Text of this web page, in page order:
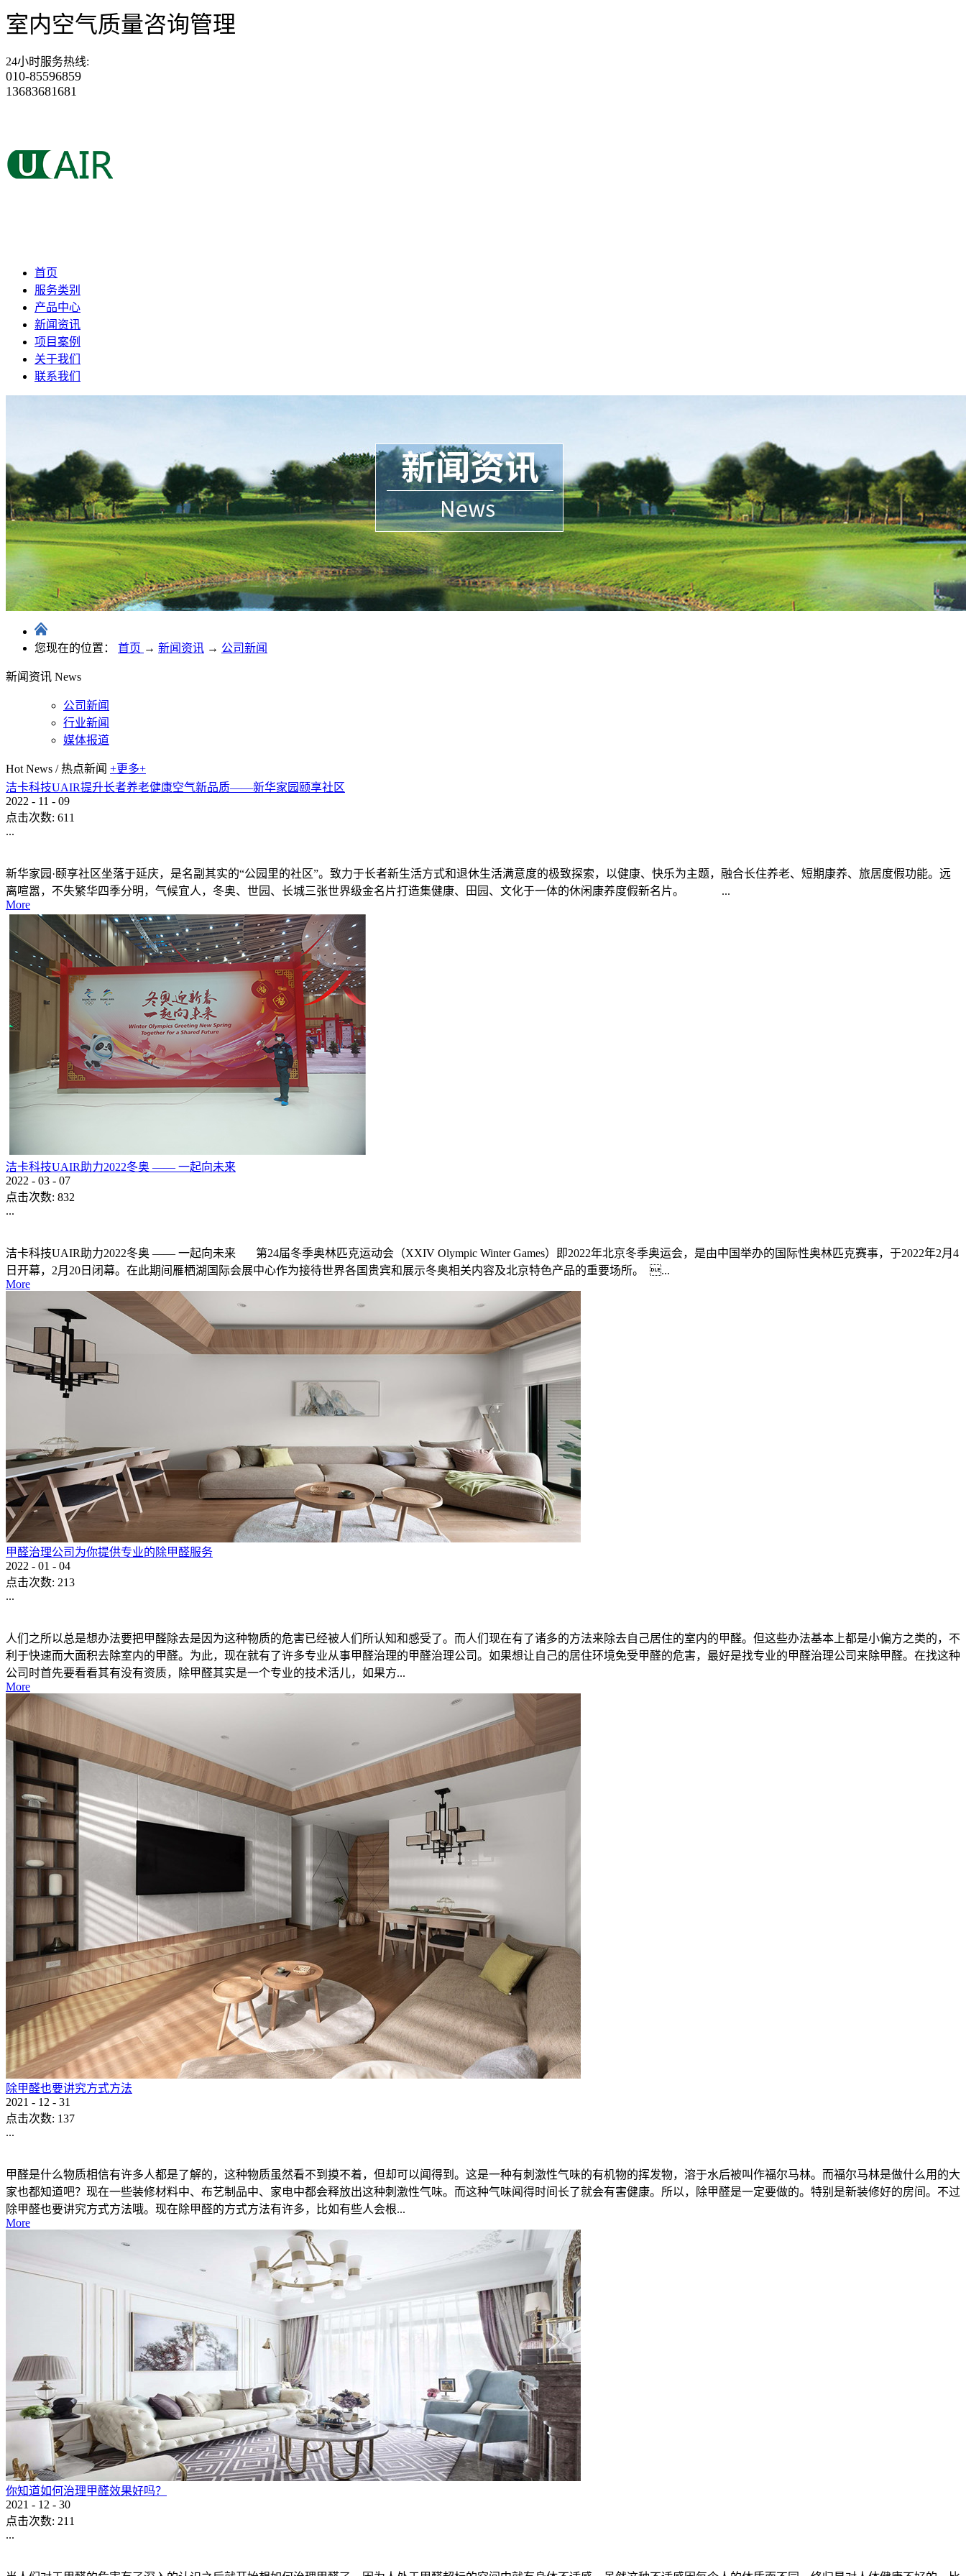
室内空气质量咨询管理
24小时服务热线:
010-85596859
13683681681
首页
服务类别
产品中心
新闻资讯
项目案例
关于我们
联系我们
您现在的位置： 首页 → 新闻资讯 → 公司新闻
新闻资讯 News
公司新闻
行业新闻
媒体报道
Hot News / 热点新闻 +更多+
洁卡科技UAIR提升长者养老健康空气新品质——新华家园颐享社区
2022 - 11 - 09
点击次数: 611
...
新华家园·颐享社区坐落于延庆，是名副其实的“公园里的社区”。致力于长者新生活方式和退休生活满意度的极致探索，以健康、快乐为主题，融合长住养老、短期康养、旅居度假功能。远
离喧嚣，不失繁华四季分明，气候宜人，冬奥、世园、长城三张世界级金名片打造集健康、田园、文化于一体的休闲康养度假新名片。 ...
More
洁卡科技UAIR助力2022冬奥 —— 一起向未来
2022 - 03 - 07
点击次数: 832
...
洁卡科技UAIR助力2022冬奥 —— 一起向未来 第24届冬季奥林匹克运动会（XXIV Olympic Winter Games）即2022年北京冬季奥运会，是由中国举办的国际性奥林匹克赛事，于2022年2月4
日开幕，2月20日闭幕。在此期间雁栖湖国际会展中心作为接待世界各国贵宾和展示冬奥相关内容及北京特色产品的重要场所。 ...
More
甲醛治理公司为你提供专业的除甲醛服务
2022 - 01 - 04
点击次数: 213
...
人们之所以总是想办法要把甲醛除去是因为这种物质的危害已经被人们所认知和感受了。而人们现在有了诸多的方法来除去自己居住的室内的甲醛。但这些办法基本上都是小偏方之类的，不
利于快速而大面积去除室内的甲醛。为此，现在就有了许多专业从事甲醛治理的甲醛治理公司。如果想让自己的居住环境免受甲醛的危害，最好是找专业的甲醛治理公司来除甲醛。在找这种
公司时首先要看看其有没有资质，除甲醛其实是一个专业的技术活儿，如果方...
More
除甲醛也要讲究方式方法
2021 - 12 - 31
点击次数: 137
...
甲醛是什么物质相信有许多人都是了解的，这种物质虽然看不到摸不着，但却可以闻得到。这是一种有刺激性气味的有机物的挥发物，溶于水后被叫作福尔马林。而福尔马林是做什么用的大
家也都知道吧？现在一些装修材料中、布艺制品中、家电中都会释放出这种刺激性气味。而这种气味闻得时间长了就会有害健康。所以，除甲醛是一定要做的。特别是新装修好的房间。不过
除甲醛也要讲究方式方法哦。现在除甲醛的方式方法有许多，比如有些人会根...
More
你知道如何治理甲醛效果好吗？
2021 - 12 - 30
点击次数: 211
...